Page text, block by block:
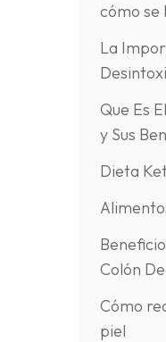
cómo se
La
Que Es
y Sus
Dieta
Colón
Cómo
piel